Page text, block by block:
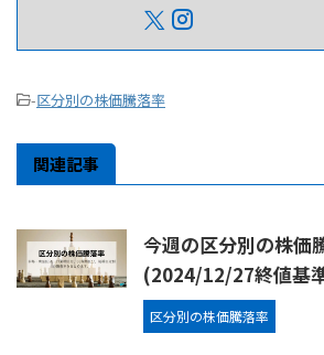
-区分別の株価騰落率
関連記事
今週の区分別の株価
(2024/12/27終値基
区分別の株価騰落率